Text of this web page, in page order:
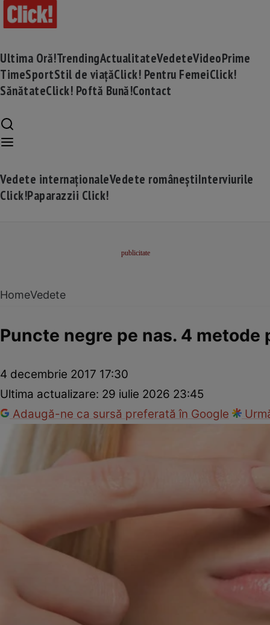
Ultima Oră!TrendingActualitateVedeteVideoPrime
TimeSportStil de viațăClick! Pentru FemeiClick!
SănătateClick! Poftă Bună!Contact
Vedete internaționaleVedete româneștiInterviurile
Click!Paparazzii Click!
HomeVedete
Puncte negre pe nas. 4
4 decembrie 2017 17:30
Ultima actualizare: 29 iulie 2026 23:45
Adaugă-ne ca sursă preferată în Google